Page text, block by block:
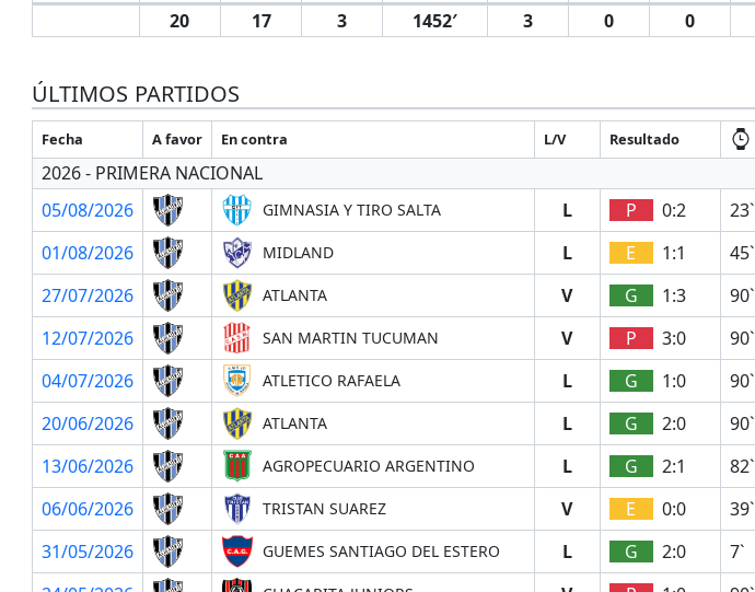
20
17 3 1452′ 3 0 0
ÚLTIMOS PARTIDOS
Fecha A favor En contra L/V Resultado
2026 - PRIMERA NACIONAL
05/08/2026
GIMNASIA Y TIRO SALTA L P 0:2
23`
01/08/2026
MIDLAND L E 1:1
45`
27/07/2026
ATLANTA V G 1:3
90`
12/07/2026
SAN MARTIN TUCUMAN V P 3:0
90`
04/07/2026
ATLETICO RAFAELA L G 1:0
90`
20/06/2026
ATLANTA L G 2:0 90`
13/06/2026
AGROPECUARIO ARGENTINO L G 2:1
82`
06/06/2026
TRISTAN SUAREZ V E 0:0
39`
31/05/2026
GUEMES SANTIAGO DEL ESTERO L G 2:0
7`